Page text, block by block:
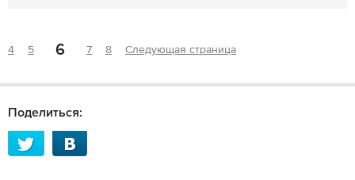
4 5 6 7 8 Следующая страница
Поделиться: